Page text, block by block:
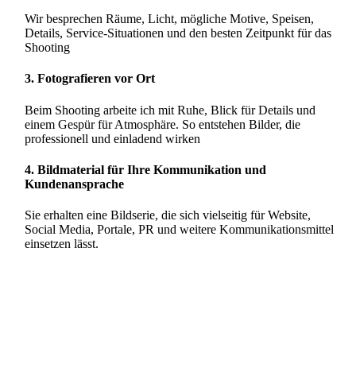
Wir besprechen Räume, Licht, mögliche Motive, Speisen,
Details, Service-Situationen und den besten Zeitpunkt für das
Shooting
3. Fotografieren vor Ort
Beim Shooting arbeite ich mit Ruhe, Blick für Details und
einem Gespür für Atmosphäre. So entstehen Bilder, die
professionell und einladend wirken
4. Bildmaterial für Ihre Kommunikation und
Kundenansprache
Sie erhalten eine Bildserie, die sich vielseitig für Website,
Social Media, Portale, PR und weitere Kommunikationsmittel
einsetzen lässt.